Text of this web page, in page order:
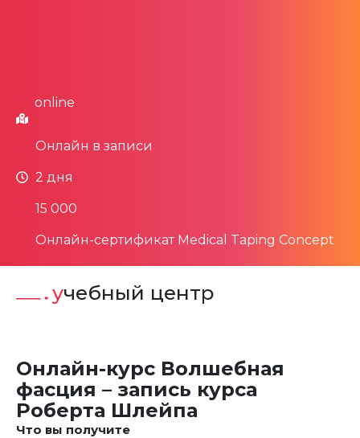
online
Онлайн в записи
2 дня
15 000
Онлайн-сертификат Medical Taping Concept
учебный центр
Онлайн-курс Волшебная
фасция – запись курса
Роберта Шлейпа
Что вы получите